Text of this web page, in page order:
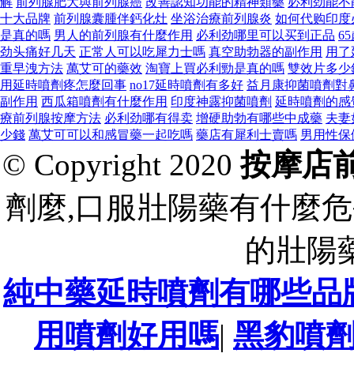
十大品牌 前列腺囊腫伴鈣化灶 坐浴治療前列腺炎 如何代购印度
是真的嗎 男人的前列腺有什麼作用 必利劲哪里可以买到正品
劲头痛好几天 正常人可以吃犀力士嗎 真空助勃器的副作用 用
重早洩方法 萬艾可的藥效 淘寶上買必利勁是真的嗎 雙效片多少
用延時噴劑疼怎麼回事 no17延時噴劑有多好 益月康抑菌噴劑對
副作用 西瓜箱噴劑有什麼作用 印度神露抑菌噴劑 延時噴劑的感
療前列腺按摩方法 必利劲哪有得卖 增硬助勃有哪些中成藥 夫
少錢 萬艾可可以和感冒藥一起吃嗎 藥店有犀利士賣嗎 男用性
© Copyright 2020按摩店
劑麼,口服壯陽藥有什麼
的壯陽
純中藥延時噴劑有哪些品
用噴劑好用嗎| 黑豹噴